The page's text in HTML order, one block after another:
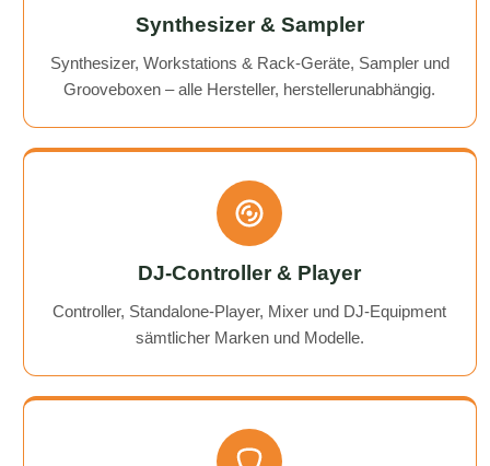
Synthesizer & Sampler
Synthesizer, Workstations & Rack-Geräte, Sampler und
Grooveboxen – alle Hersteller, herstellerunabhängig.
DJ-Controller & Player
Controller, Standalone-Player, Mixer und DJ-Equipment
sämtlicher Marken und Modelle.